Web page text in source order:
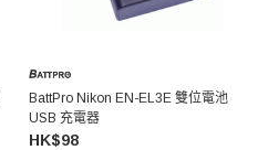
BattPro Nikon EN-EL3E 雙位電池
USB 充電器
HK$98